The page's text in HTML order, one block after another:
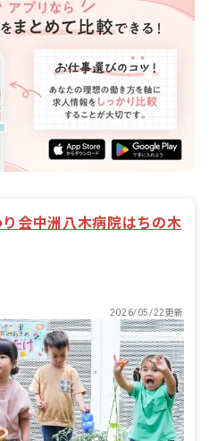
会中洲八木病院はちの木
2026/05/22更新